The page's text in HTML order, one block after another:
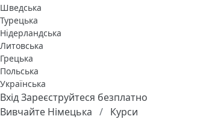
Шведська
Турецька
Нідерландська
Литовська
Грецька
Польська
Українська
ВхідЗареєструйтеся безплатно
Вивчайте Німецька
Курси